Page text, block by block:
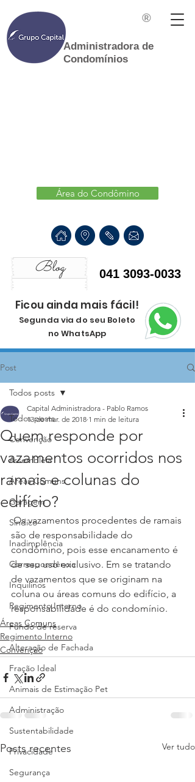
Administradora de
Condomínios
®
Área do Condômino
Blog 041 3093-0033
Ficou ainda mais fácil!
Segunda via do seu Boleto
no WhatsApp
Post
Todos posts
Convenção
Assembléia
Áreas Comuns
Garagem
Síndico
Inadimplência
Correspondência
Inquilinos
Regimento Interno
Fundo de reserva
Alteração de Fachada
Fração Ideal
Animais de Estimação Pet
Administração
Sustentabilidade
Privacidade
Segurança
Todos posts
Quem responde por
vazamentos ocorridos nos
ramais e colunas do
edifício?
Capital Administradora - Pablo Ramos
13 de mar. de 2018 1 min de leitura
Os vazamentos procedentes de ramais
são de responsabilidade do
condômino, pois esse encanamento é
de seu uso exclusivo. Em se tratando
de vazamentos que se originam na
coluna ou áreas comuns do edifício, a
responsabilidade é do condomínio.
Áreas Comuns
Regimento Interno
Convenção
Posts recentes Ver tudo